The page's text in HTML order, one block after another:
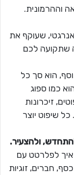
וההרמונית.
שעוקף את
שתקועה לכם
הוא סך כל
כמו ספוג
זיכרונות
כל שיפוט יוצר
ולהצעיר.
לפלרטט עם
חברים, זוגיות